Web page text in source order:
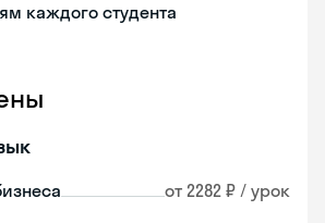
каждого студента
от 2282 ₽ / урок